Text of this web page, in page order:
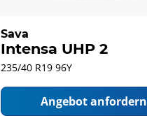
Sava
Intensa UHP 2
235/40 R19 96Y
Angebot anfordern